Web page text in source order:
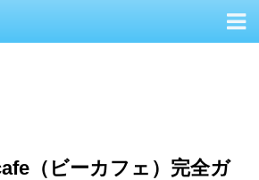
（ビーカフェ）完全ガ